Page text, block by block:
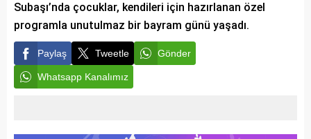
Subaşı’nda çocuklar, kendileri için hazırlanan özel
programla unutulmaz bir bayram günü yaşadı.
Paylaş Tweetle Gönder
Whatsapp Kanalımız